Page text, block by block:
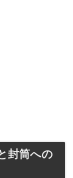
封筒への